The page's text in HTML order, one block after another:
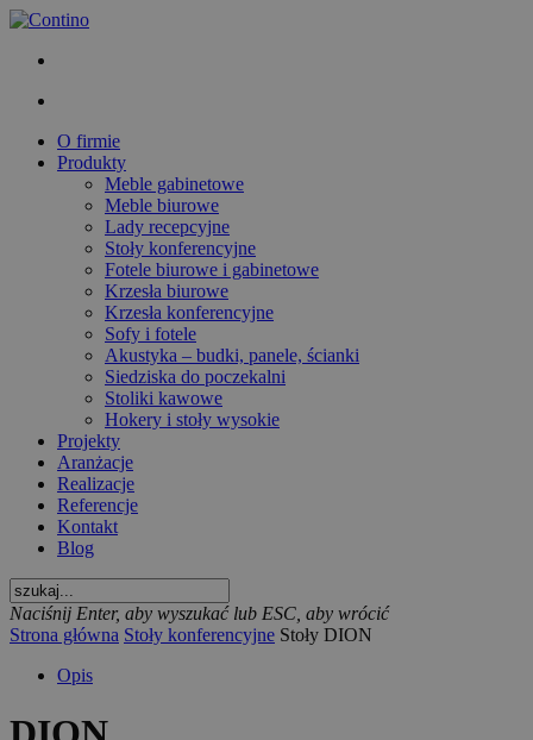
O firmie
Produkty
Meble gabinetowe
Meble biurowe
Lady recepcyjne
Stoły konferencyjne
Fotele biurowe i gabinetowe
Krzesła biurowe
Krzesła konferencyjne
Sofy i fotele
Akustyka – budki, panele, ścianki
Siedziska do poczekalni
Stoliki kawowe
Hokery i stoły wysokie
Projekty
Aranżacje
Realizacje
Referencje
Kontakt
Blog
Naciśnij Enter, aby wyszukać lub ESC, aby wrócić
Strona główna Stoły konferencyjne Stoły DION
Opis